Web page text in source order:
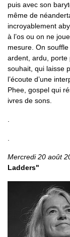
puis avec son
même de
incroyablement
à l’os ou on ne
mesure. On
ardent, ardu, porte
souhait, qui laisse
l’écoute d’une
Phee, gospel qui
ivres de sons.
Mercredi 20 août
Ladders"